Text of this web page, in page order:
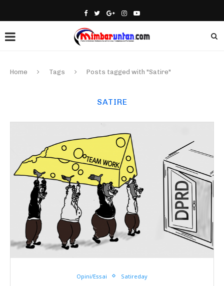
Home Tags Posts tagged with "Satire"
SATIRE
Opini/Essai Satireday